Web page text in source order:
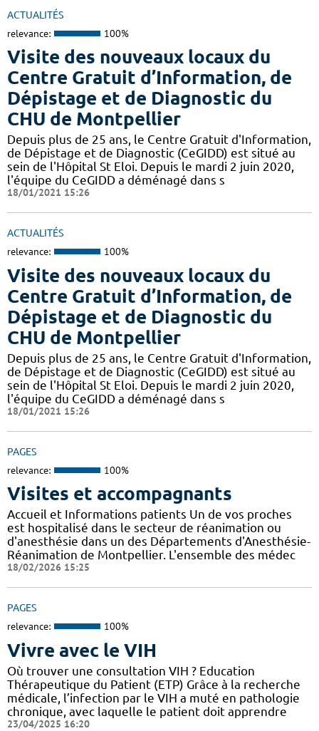
ACTUALITÉS
relevance: 100%
Visite des nouveaux locaux du
Centre Gratuit d’Information, de
Dépistage et de Diagnostic du
CHU de Montpellier
Depuis plus de 25 ans, le Centre Gratuit d'Information,
de Dépistage et de Diagnostic (CeGIDD) est situé au
sein de l'Hôpital St Eloi. Depuis le mardi 2 juin 2020,
l'équipe du CeGIDD a déménagé dans s
18/01/2021 15:26
ACTUALITÉS
relevance: 100%
Visite des nouveaux locaux du
Centre Gratuit d’Information, de
Dépistage et de Diagnostic du
CHU de Montpellier
Depuis plus de 25 ans, le Centre Gratuit d'Information,
de Dépistage et de Diagnostic (CeGIDD) est situé au
sein de l'Hôpital St Eloi. Depuis le mardi 2 juin 2020,
l'équipe du CeGIDD a déménagé dans s
18/01/2021 15:26
PAGES
relevance: 100%
Visites et accompagnants
Accueil et Informations patients Un de vos proches
est hospitalisé dans le secteur de réanimation ou
d'anesthésie dans un des Départements d'Anesthésie-
Réanimation de Montpellier. L'ensemble des médec
18/02/2026 15:25
PAGES
relevance: 100%
Vivre avec le VIH
Où trouver une consultation VIH ? Education
Thérapeutique du Patient (ETP) Grâce à la recherche
médicale, l’infection par le VIH a muté en pathologie
chronique, avec laquelle le patient doit apprendre
23/04/2025 16:20